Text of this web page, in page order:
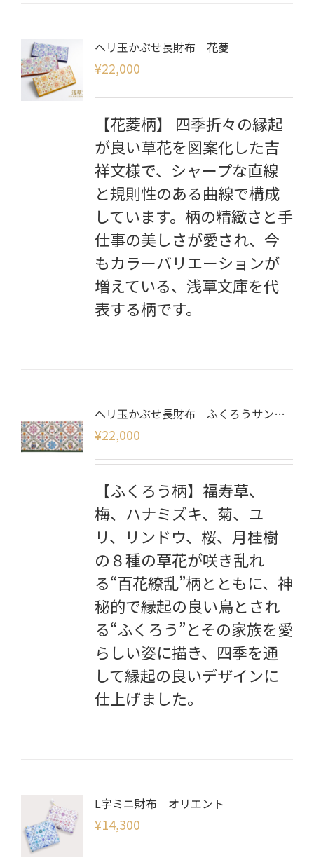
ヘリ玉かぶせ長財布 花菱
¥22,000
【花菱柄】 四季折々の縁起
が良い草花を図案化した吉
祥文様で、シャープな直線
と規則性のある曲線で構成
しています。柄の精緻さと手
仕事の美しさが愛され、今
もカラーバリエーションが
増えている、浅草文庫を代
表する柄です。
ヘリ玉かぶせ長財布 ふくろうサンライズ
¥22,000
【ふくろう柄】福寿草、
梅、ハナミズキ、菊、ユ
リ、リンドウ、桜、月桂樹
の８種の草花が咲き乱れ
る“百花繚乱”柄とともに、神
秘的で縁起の良い鳥とされ
る“ふくろう”とその家族を愛
らしい姿に描き、四季を通
して縁起の良いデザインに
仕上げました。
L字ミニ財布 オリエント
¥14,300